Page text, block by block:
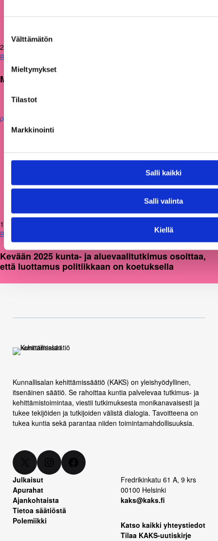
valinta
Välttämätön
Mieltymykset
Tilastot
Markkinointi
Salli kaikki
Salli valinta
Kiellä
24.02.2026
Blogit
Miten väestökehys muokkaa Suomea
12.02.2026
Blogit
Kevään 2025 kunta- ja aluevaalitutkimus osoittaa,
että luottamus politiikkaan on koetuksella
Kunnallisalan kehittämissäätiö (KAKS) on yleishyödyllinen,
itsenäinen säätiö. Se rahoittaa kuntia palvelevaa tutkimus- ja
kehittämistoimintaa, viestii tutkimuksesta monikanavaisesti ja
tukee tekijöiden ja tutkijoiden välistä dialogia. Tavoitteena on
tukea kuntia sekä parantaa niiden toimintamahdollisuuksia.
X Instagram Facebook
Julkaisut
Apurahat
Ajankohtaista
Tietoa säätiöstä
Polemiikki
Fredrikinkatu 61 A, 9 krs
00100 Helsinki
kaks@kaks.fi
Katso kaikki yhteystiedot
Tilaa KAKS-uutiskirje